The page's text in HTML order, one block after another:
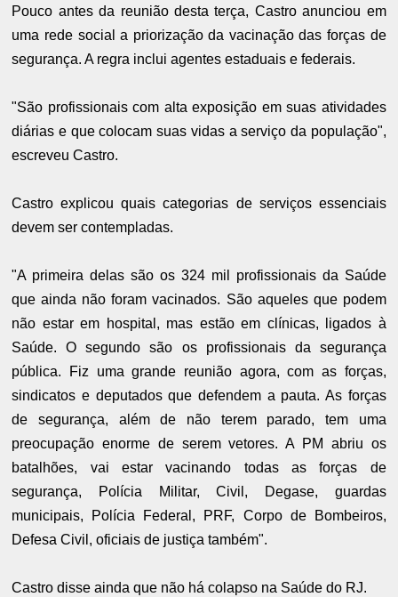
Pouco antes da reunião desta terça, Castro anunciou em
uma rede social a priorização da vacinação das forças de
segurança. A regra inclui agentes estaduais e federais.
"São profissionais com alta exposição em suas atividades
diárias e que colocam suas vidas a serviço da população",
escreveu Castro.
Castro explicou quais categorias de serviços essenciais
devem ser contempladas.
"A primeira delas são os 324 mil profissionais da Saúde
que ainda não foram vacinados. São aqueles que podem
não estar em hospital, mas estão em clínicas, ligados à
Saúde. O segundo são os profissionais da segurança
pública. Fiz uma grande reunião agora, com as forças,
sindicatos e deputados que defendem a pauta. As forças
de segurança, além de não terem parado, tem uma
preocupação enorme de serem vetores. A PM abriu os
batalhões, vai estar vacinando todas as forças de
segurança, Polícia Militar, Civil, Degase, guardas
municipais, Polícia Federal, PRF, Corpo de Bombeiros,
Defesa Civil, oficiais de justiça também".
Castro disse ainda que não há colapso na Saúde do RJ.